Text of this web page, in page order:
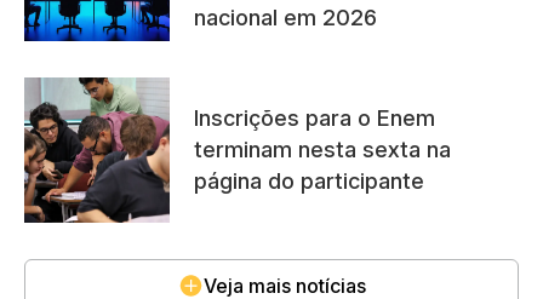
nacional em 2026
Inscrições para o Enem
terminam nesta sexta na
página do participante
Veja mais notícias